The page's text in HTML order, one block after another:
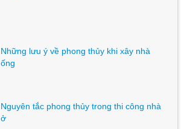
Những lưu ý về phong thủy khi xây nhà
ống
Nguyên tắc phong thủy trong thi công nhà
ở